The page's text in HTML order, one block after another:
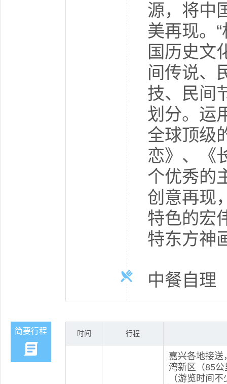
源，将中
美再现。
国历史文
间传说、
技、民间
划分。运
全球顶级
恋》、《
个优秀的
创意再现
特色的宏
特东方神
中餐自理
简要行程 时间 行程
嘉兴各地接送
湾新区（85
（游览时间